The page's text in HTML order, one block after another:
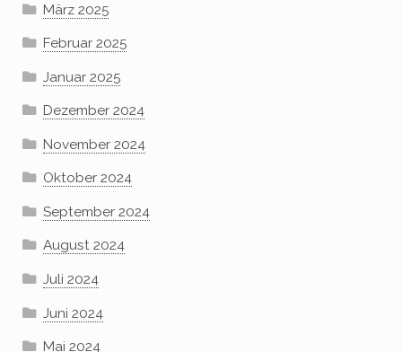
März 2025
Februar 2025
Januar 2025
Dezember 2024
November 2024
Oktober 2024
September 2024
August 2024
Juli 2024
Juni 2024
Mai 2024